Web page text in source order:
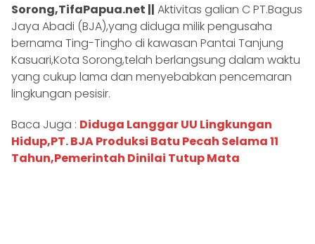
Sorong,TifaPapua.net || Aktivitas galian C PT.Bagus
Jaya Abadi (BJA),yang diduga milik pengusaha
bernama Ting-Tingho di kawasan Pantai Tanjung
Kasuari,Kota Sorong,telah berlangsung dalam waktu
yang cukup lama dan menyebabkan pencemaran
lingkungan pesisir.
Baca Juga : Diduga Langgar UU Lingkungan
Hidup,PT. BJA Produksi Batu Pecah Selama 11
Tahun,Pemerintah Dinilai Tutup Mata